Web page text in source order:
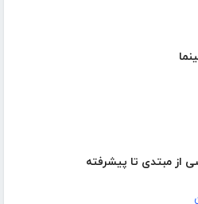
از مبتدی تا پیشرفته